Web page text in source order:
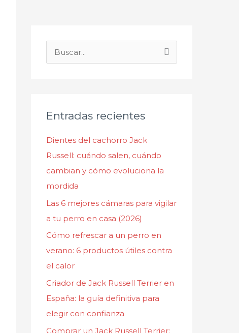
a
p
o
r
Entradas recientes
Dientes del cachorro Jack
Russell: cuándo salen, cuándo
cambian y cómo evoluciona la
mordida
Las 6 mejores cámaras para vigilar
a tu perro en casa (2026)
Cómo refrescar a un perro en
verano: 6 productos útiles contra
el calor
Criador de Jack Russell Terrier en
España: la guía definitiva para
elegir con confianza
Comprar un Jack Russell Terrier: